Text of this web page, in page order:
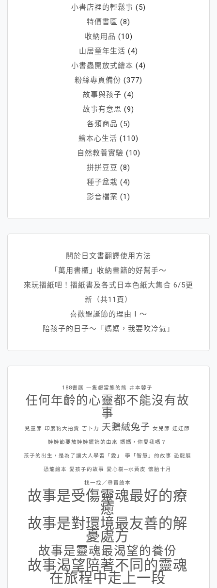
小書店裡的輕鬆事 (5)
特價書區 (8)
收納用品 (10)
山居童年生活 (4)
小書蟲開放式繪本 (4)
粉絲專頁備份 (377)
故事與孩子 (4)
故事有意思 (9)
各類商品 (5)
繪本心生活 (110)
自然教養實驗 (10)
拼拼豆豆 (8)
種子盆栽 (4)
影音檔案 (1)
關於日文書翻譯使用方法
「萬用書櫃」收納書籍的好幫手～
來玩摺紙吧！摺紙書及各式日本色紙大集合 6/5更
新（共11頁）
喜歡聖誕節的理由Ⅰ～
陪孩子的日子～「媽媽，我要吹冷氣」
188書展 一隻想當熊的熊 井本蓉子
任何年齡的心靈都不能沒有故
事
兒童節 印度豹大拍賣 吉卜力 天鵝絨兔子 女兒節 娃娃節
娃娃節要放娃娃擺飾的由來 媽媽，你愛我嗎？
孩子的出生，是為了讓大人學習「愛」 學「智慧」的故事 恐龍展
恐龍繪本 愛孩子的故事 愛心樹─水黃皮 懷胎十月
找一找／尋寶繪本
故事是受傷靈魂最好的療
癒
故事是對環境最友善的解
憂處方
故事是靈魂最渴望的養份
故事渴望陪著不同的靈魂
在旅程中走上一段